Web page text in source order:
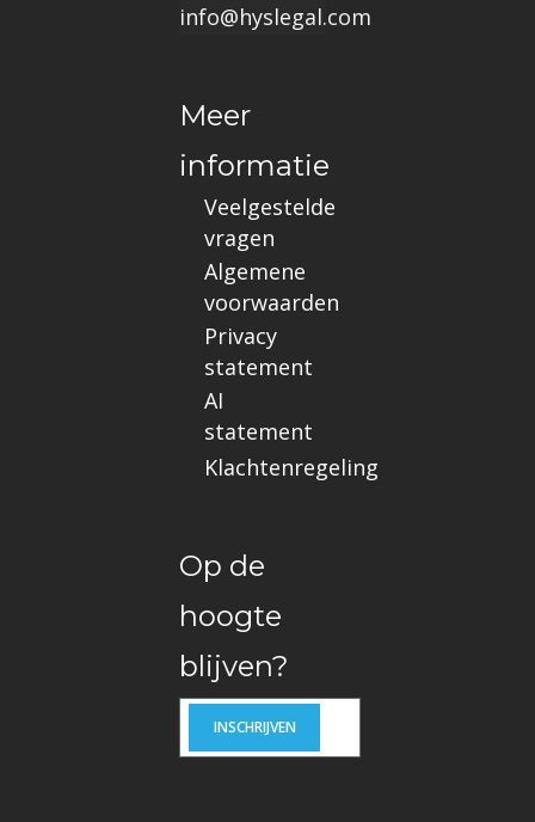
info@hyslegal.com
Meer
informatie
Veelgestelde
vragen
Algemene
voorwaarden
Privacy
statement
AI
statement
Klachtenregeling
Op de
hoogte
blijven?